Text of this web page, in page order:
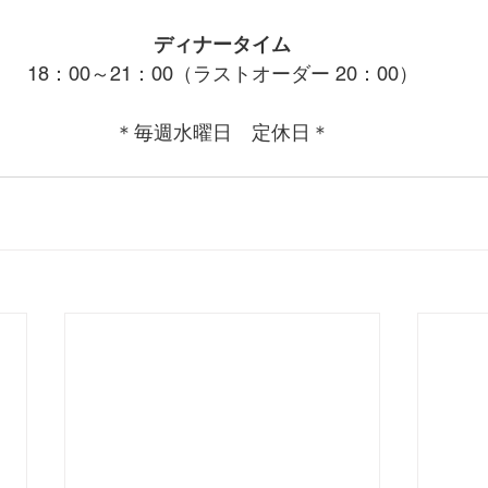
ディナータイム
18：00～21：00（ラストオーダー 20：00）
＊毎週水曜日　定休日＊